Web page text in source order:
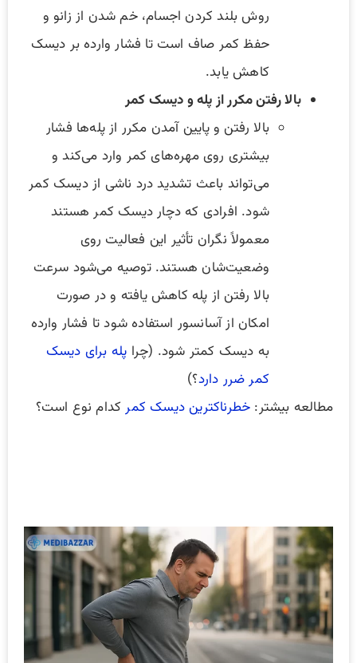
روش بلند کردن اجسام، خم شدن از زانو و
حفظ کمر صاف است تا فشار وارده بر دیسک
کاهش یابد.
بالا رفتن مکرر از پله و دیسک کمر
بالا رفتن و پایین آمدن مکرر از پله‌ها فشار
بیشتری روی مهره‌های کمر وارد می‌کند و
می‌تواند باعث تشدید درد ناشی از دیسک کمر
شود. افرادی که دچار دیسک کمر هستند
معمولاً نگران تأثیر این فعالیت روی
وضعیت‌شان هستند. توصیه می‌شود سرعت
بالا رفتن از پله کاهش یافته و در صورت
امکان از آسانسور استفاده شود تا فشار وارده
به دیسک کمتر شود. (چرا پله برای دیسک
کمر ضرر دارد؟)
مطالعه بیشتر: خطرناکترین دیسک کمر کدام نوع است؟